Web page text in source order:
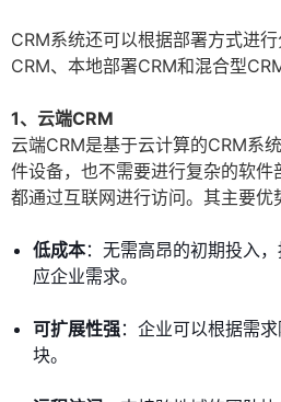
CRM系统还可以根据部署方式进
CRM、本地部署CRM和混合型CRM
1、云端CRM
云端CRM是基于云计算的CRM系
件设备，也不需要进行复杂的软件
都通过互联网进行访问。其主要优
低成本：无需高昂的初期投入
应企业需求。
可扩展性强：企业可以根据需
块。